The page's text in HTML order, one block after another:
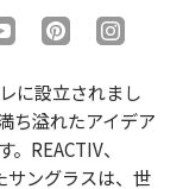
に設立されまし
ち溢れたアイデア
REACTIV、
サングラスは、世